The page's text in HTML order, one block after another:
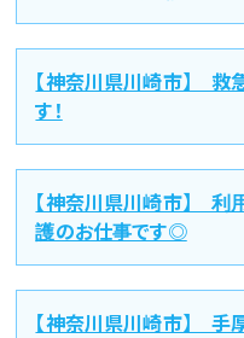
【神奈川県川崎市】 救
す！
【神奈川県川崎市】 利
護のお仕事です◎
【神奈川県川崎市】 手